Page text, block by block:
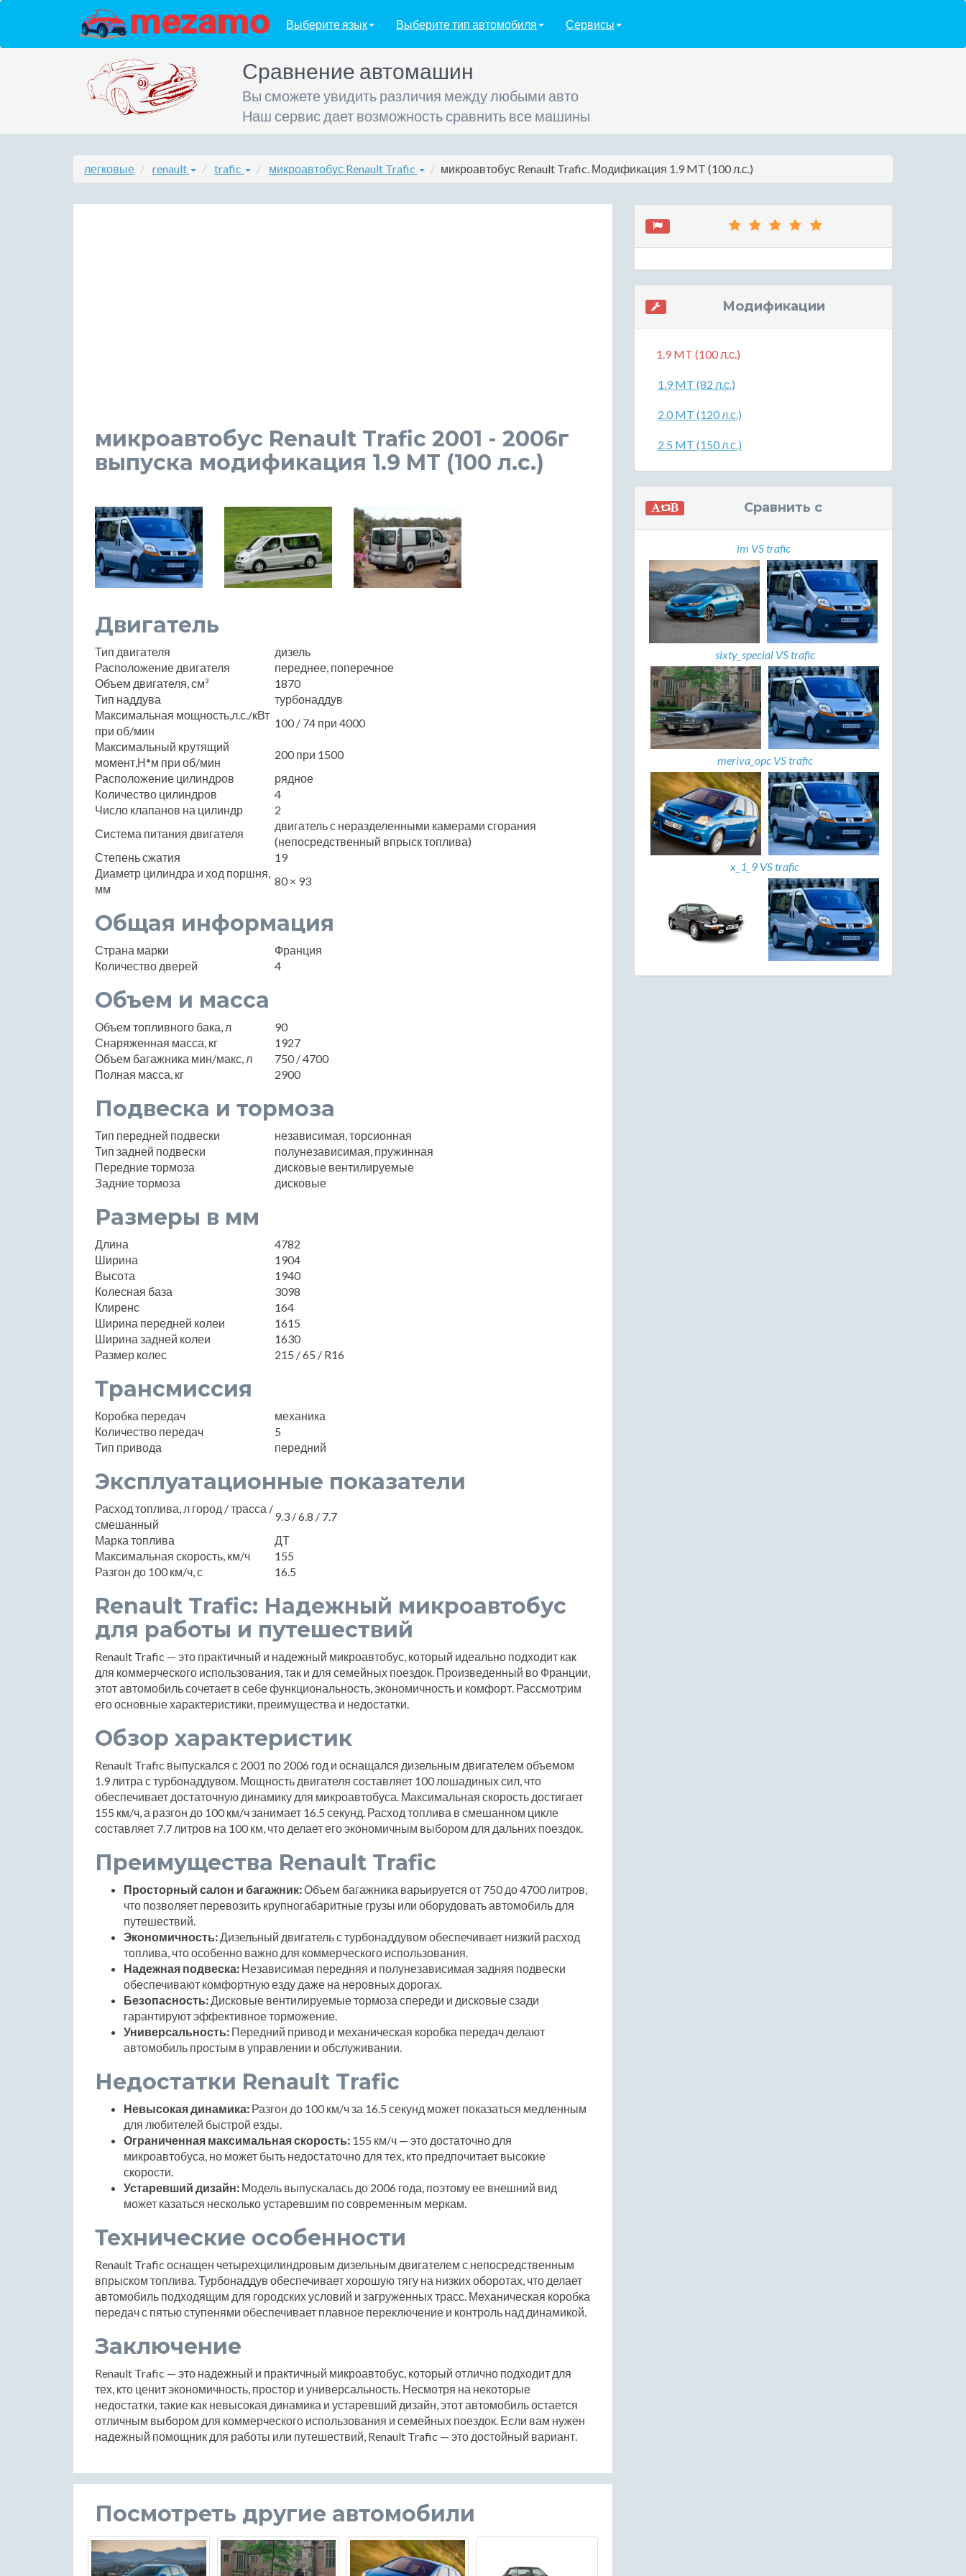
Выберите язык Выберите тип автомобиля Сервисы
Сравнение автомашин
Вы сможете увидить различия между любыми авто
Наш сервис дает возможность сравнить все машины
легковые renault trafic микроавтобус Renault Trafic микроавтобус Renault Trafic. Модификация 1.9 MT (100 л.с.)
микроавтобус Renault Trafic 2001 - 2006г
выпуска модификация 1.9 MT (100 л.с.)
Двигатель
Тип двигателя
дизель
Расположение двигателя
переднее, поперечное
Объем двигателя, см³
1870
Тип наддува
турбонаддув
Максимальная мощность,л.с./кВт
при об/мин
100 / 74 при 4000
Максимальный крутящий
момент,Н*м при об/мин
200 при 1500
Расположение цилиндров
рядное
Количество цилиндров
4
Число клапанов на цилиндр
2
Система питания двигателя
двигатель с неразделенными камерами сгорания
(непосредственный впрыск топлива)
Степень сжатия
19
Диаметр цилиндра и ход поршня,
мм
80 × 93
Общая информация
Страна марки
Франция
Количество дверей
4
Объем и масса
Объем топливного бака, л
90
Снаряженная масса, кг
1927
Объем багажника мин/макс, л
750 / 4700
Полная масса, кг
2900
Подвеска и тормоза
Тип передней подвески
независимая, торсионная
Тип задней подвески
полунезависимая, пружинная
Передние тормоза
дисковые вентилируемые
Задние тормоза
дисковые
Размеры в мм
Длина
4782
Ширина
1904
Высота
1940
Колесная база
3098
Клиренс
164
Ширина передней колеи
1615
Ширина задней колеи
1630
Размер колес
215 / 65 / R16
Трансмиссия
Коробка передач
механика
Количество передач
5
Тип привода
передний
Эксплуатационные показатели
Расход топлива, л город / трасса /
смешанный
9.3 / 6.8 / 7.7
Марка топлива
ДТ
Максимальная скорость, км/ч
155
Разгон до 100 км/ч, с
16.5
Renault Trafic: Надежный микроавтобус
для работы и путешествий
Renault Trafic — это практичный и надежный микроавтобус, который идеально подходит как
для коммерческого использования, так и для семейных поездок. Произведенный во Франции,
этот автомобиль сочетает в себе функциональность, экономичность и комфорт. Рассмотрим
его основные характеристики, преимущества и недостатки.
Обзор характеристик
Renault Trafic выпускался с 2001 по 2006 год и оснащался дизельным двигателем объемом
1.9 литра с турбонаддувом. Мощность двигателя составляет 100 лошадиных сил, что
обеспечивает достаточную динамику для микроавтобуса. Максимальная скорость достигает
155 км/ч, а разгон до 100 км/ч занимает 16.5 секунд. Расход топлива в смешанном цикле
составляет 7.7 литров на 100 км, что делает его экономичным выбором для дальних поездок.
Преимущества Renault Trafic
Просторный салон и багажник:Объем багажника варьируется от 750 до 4700 литров,
что позволяет перевозить крупногабаритные грузы или оборудовать автомобиль для
путешествий.
Экономичность: Дизельный двигатель с турбонаддувом обеспечивает низкий расход
топлива, что особенно важно для коммерческого использования.
Надежная подвеска: Независимая передняя и полунезависимая задняя подвески
обеспечивают комфортную езду даже на неровных дорогах.
Безопасность: Дисковые вентилируемые тормоза спереди и дисковые сзади
гарантируют эффективное торможение.
Универсальность: Передний привод и механическая коробка передач делают
автомобиль простым в управлении и обслуживании.
Недостатки Renault Trafic
Невысокая динамика: Разгон до 100 км/ч за 16.5 секунд может показаться медленным
для любителей быстрой езды.
Ограниченная максимальная скорость: 155 км/ч — это достаточно для
микроавтобуса, но может быть недостаточно для тех, кто предпочитает высокие
скорости.
Устаревший дизайн: Модель выпускалась до 2006 года, поэтому ее внешний вид
может казаться несколько устаревшим по современным меркам.
Технические особенности
Renault Trafic оснащен четырехцилиндровым дизельным двигателем с непосредственным
впрыском топлива. Турбонаддув обеспечивает хорошую тягу на низких оборотах, что делает
автомобиль подходящим для городских условий и загруженных трасс. Механическая коробка
передач с пятью ступенями обеспечивает плавное переключение и контроль над динамикой.
Заключение
Renault Trafic — это надежный и практичный микроавтобус, который отлично подходит для
тех, кто ценит экономичность, простор и универсальность. Несмотря на некоторые
недостатки, такие как невысокая динамика и устаревший дизайн, этот автомобиль остается
отличным выбором для коммерческого использования и семейных поездок. Если вам нужен
надежный помощник для работы или путешествий, Renault Trafic — это достойный вариант.
Посмотреть другие автомобили
Модификации
1.9 MT (100 л.с.)
1.9 MT (82 л.с.)
2.0 MT (120 л.с.)
2.5 MT (150 л.с.)
Сравнить с
im VS trafic
sixty_special VS trafic
meriva_opc VS trafic
x_1_9 VS trafic